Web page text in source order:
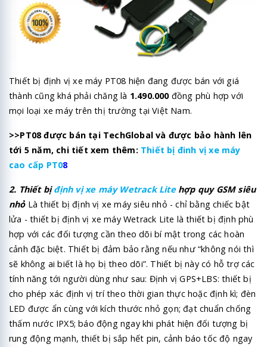
Thiết bị định vị xe máy PT08 hiện đang được bán với giá
thành cũng khá phải chăng là 1.490.000đồng phù hợp với
mọi loại xe máy trên thị trường tại Việt Nam.
>>PT08 được bán tại TechGlobal và được bảo hành lên
tới 5 năm, chi tiết xem thêm: Thiết bị đinh vị xe máy
cao cấp PT08
2. Thiết bịđịnh vị xe máy Wetrack Lite hợp quy GSM siêu
nhỏLà thiết bị định vị xe máy siêu nhỏ - chỉ bằng chiếc bật
lửa - thiết bị định vị xe máy Wetrack Lite là thiết bị định phù
hợp với các đối tượng cần theo dõi bí mật trong các hoàn
cảnh đặc biệt. Thiết bị đảm bảo rằng nếu như “không nói thì
sẽ không ai biết là họ bị theo dõi”. Thiết bị này có hỗ trợ các
tính năng tới người dùng như sau: Định vị GPS+LBS: thiết bị
cho phép xác định vị trí theo thời gian thực hoặc định kì; đèn
LED được ẩn cùng với kích thước nhỏ gọn; đạt chuẩn chống
thấm nước IPX5; báo động ngay khi phát hiện đối tượng bị
rung động mạnh, thiết bị sắp hết pin, cảnh báo tốc độ ngay